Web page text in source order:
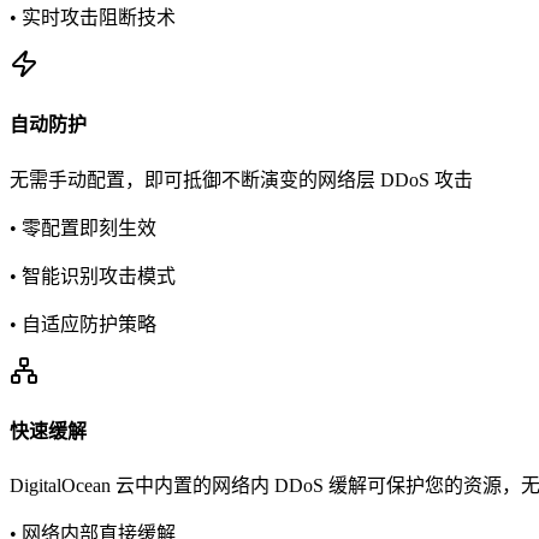
• 实时攻击阻断技术
自动防护
无需手动配置，即可抵御不断演变的网络层 DDoS 攻击
• 零配置即刻生效
• 智能识别攻击模式
• 自适应防护策略
快速缓解
DigitalOcean 云中内置的网络内 DDoS 缓解可保护您的资源，
• 网络内部直接缓解